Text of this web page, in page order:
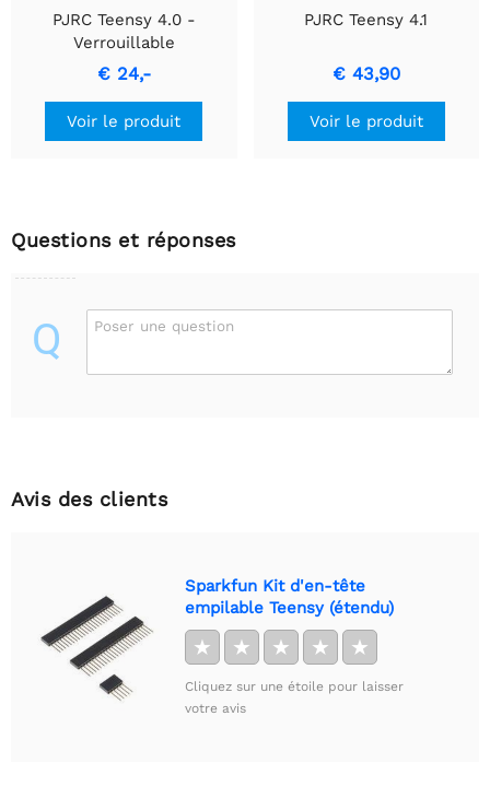
PJRC Teensy 4.0 -
Verrouillable
€ 24,-
Voir le produit
PJRC Teensy 4.1
€ 43,90
Voir le produit
Questions et réponses
Q Poser une question
Avis des clients
Sparkfun Kit d'en-tête
empilable Teensy (étendu)
★ ★ ★ ★ ★
Cliquez sur une étoile pour laisser
votre avis